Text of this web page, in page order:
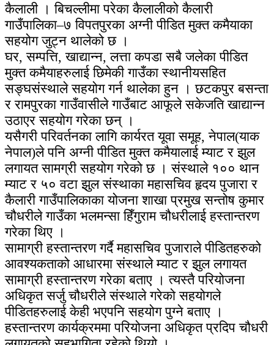
कैलाली । बिचल्लीमा परेका कैलालीको कैलारी
गाउँपालिका–७ विपतपुरका अग्नी पीडित मुक्त कमैयाका
सहयोग जुट्न थालेको छ ।
घर, सम्पत्ति, खाद्यान्न, लत्ता कपडा सबै जलेका पीडित
मुक्त कमैयाहरुलाई छिमेकी गाउँका स्थानीयसहित
सङ्घसंस्थाले सहयोग गर्न थालेका हुन । छटकपुर बसन्ता
र रामपुरका गाउँवासीले गाउँबाट आफूले सकेजति खाद्यान्न
उठाएर सहयोग गरेका छन् ।
यसैगरी परिवर्तनका लागि कार्यरत यूवा समूह, नेपाल(याक
नेपाल)ले पनि अग्नी पीडित मुक्त कमैयालाई म्याट र झुल
लगायत सामग्री सहयोग गरेको छ । संस्थाले १०० थान
म्याट र ५० वटा झुल संस्थाका महासचिव हृदय पुजारा र
कैलारी गाउँपालिकाका योजना शाखा प्रमुख सन्तोष कुमार
चौधरीले गाउँका भलमन्सा हिँगुराम चौधरीलाई हस्तान्तरण
गरेका थिए ।
सामाग्री हस्तान्तरण गर्दै महासचिव पुजाराले पीडितहरुको
आवश्यकताको आधारमा संस्थाले म्याट र झुल लगायत
सामाग्री हस्तान्तरण गरेका बताए । त्यस्तै परियोजना
अधिकृत सर्जु चौधरीले संस्थाले गरेको सहयोगले
पीडितहरुलाई केही भएपनि सहयोग पुग्ने बताए ।
हस्तान्तरण कार्यक्रममा परियोजना अधिकृत प्रदिप चौधरी